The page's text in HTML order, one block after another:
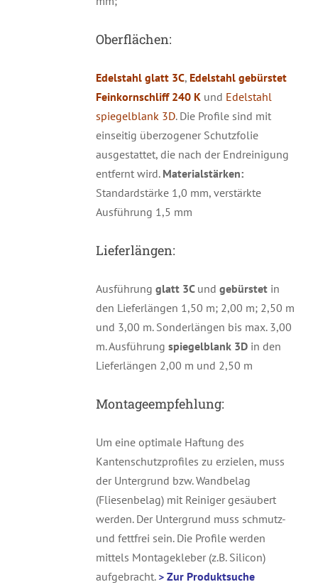
Oberflächen:
Edelstahl glatt 3C, Edelstahl gebürstet
Feinkornschliff 240 K und Edelstahl
spiegelblank 3D. Die Profile sind mit
einseitig überzogener Schutzfolie
ausgestattet, die nach der Endreinigung
entfernt wird. Materialstärken:
Standardstärke 1,0 mm, verstärkte
Ausführung 1,5 mm
Lieferlängen:
Ausführung glatt 3C und gebürstet in
den Lieferlängen 1,50 m; 2,00 m; 2,50 m
und 3,00 m. Sonderlängen bis max. 3,00
m. Ausführung spiegelblank 3Din den
Lieferlängen 2,00 m und 2,50 m
Montageempfehlung:
Um eine optimale Haftung des
Kantenschutzprofiles zu erzielen, muss
der Untergrund bzw. Wandbelag
(Fliesenbelag) mit Reiniger gesäubert
werden. Der Untergrund muss schmutz-
und fettfrei sein. Die Profile werden
mittels Montagekleber (z.B. Silicon)
aufgebracht. > Zur Produktsuche